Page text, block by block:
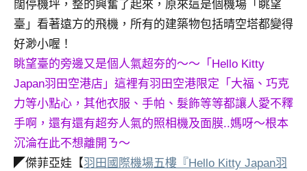
闊停機坪，整的興奮了起來，原來這是個機場「眺望
臺」看著遠方的飛機，所有的建築物包括晴空塔都變得
好渺小喔！
眺望臺的旁邊又是個人氣超夯的～～「Hello Kitty
Japan羽田空港店」這裡有羽田空港限定「大福、巧克
力等小點心，其他衣服、手帕、髮飾等等都讓人愛不釋
手啊，還有還有超夯人氣的照相機及面膜..媽呀～根本
沉淪在此不想離開ㄋ～
◤傑菲亞娃【羽田國際機場五樓『Hello Kitty Japan羽